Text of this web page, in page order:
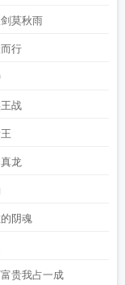
莫秋雨
行
战
龙
阴魂
贵我占一成